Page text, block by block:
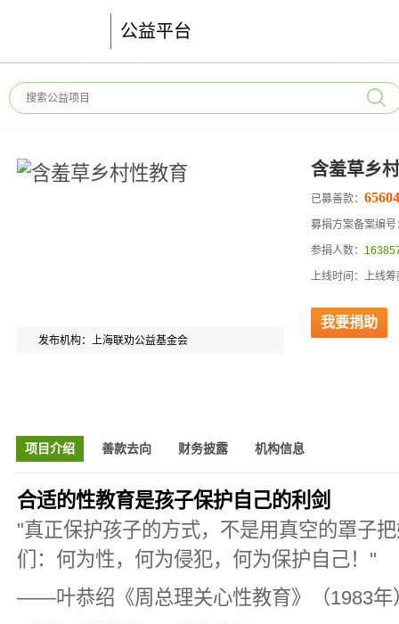
公益平台
含羞草乡
发布机构：上海联劝公益基金会
已募善款：
募捐方案备案编
参捐人数：
上线时间：上线
我要捐助
项目介绍 善款去向 财务披露 机构信息
合适的性教育是孩子保护自己的利剑
"真正保护孩子的方式，不是用真空的罩子
们：何为性，何为侵犯，何为保护自己！"
——叶恭绍《周总理关心性教育》（1983年